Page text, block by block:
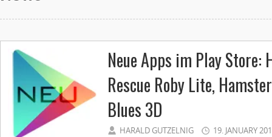
Neue Apps im Play Store:
Rescue Roby Lite,
Blues 3D
HARALD GUTZELNIG 19. JANUARY